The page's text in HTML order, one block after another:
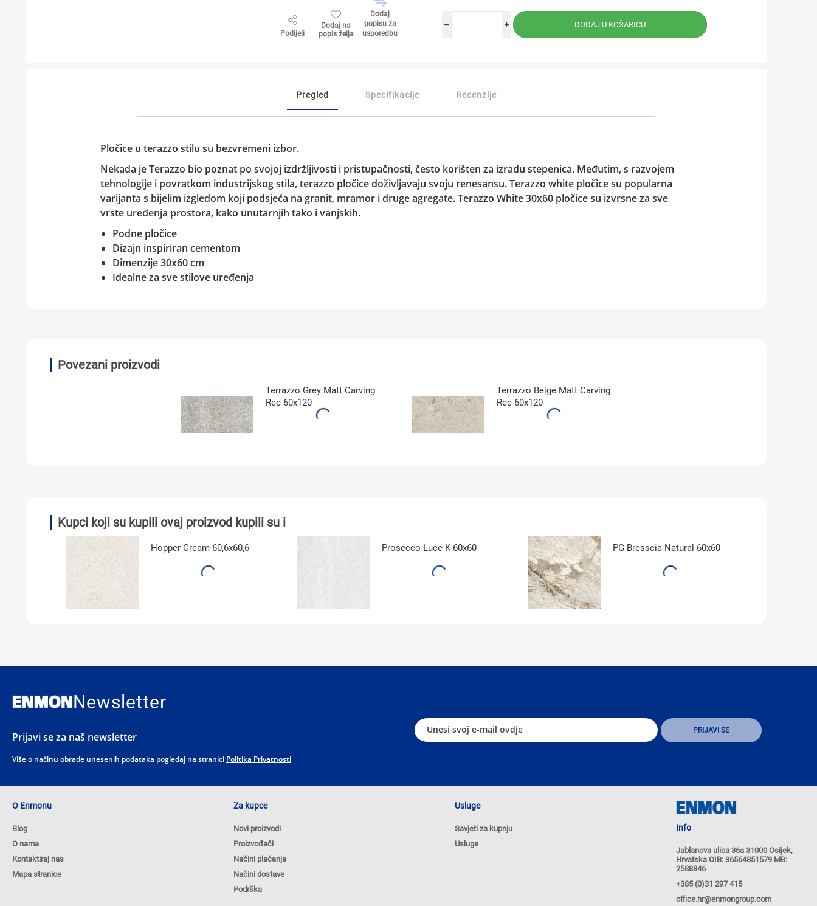
Podijeli
Dodaj na
popis želja
Dodaj
popisu za
usporedbu
i
h
Pregled Specifikacije Recenzije
Pločice u terazzo stilu su bezvremeni izbor.
Nekada jeTerazzo bio poznat po svojoj izdržljivosti i pristupačnosti, često korišten za izradu stepenica. Međutim, s razvojem
tehnologije i povratkom industrijskog stila, terazzo pločice doživljavaju svoju renesansu.Terazzo whitepločice su popularna
varijanta s bijelim izgledom koji podsjeća na granit, mramor i druge agregate.Terazzo White 30x60pločice su izvrsne za sve
vrste uređenja prostora, kako unutarnjih tako i vanjskih.
Podne pločice
Dizajn inspiriran cementom
Dimenzije 30x60 cm
Idealne za sve stilove uređenja
Povezani proizvodi
Terrazzo Grey Matt Carving
Rec 60x120
Terrazzo Beige Matt Carving
Rec 60x120
Kupci koji su kupili ovaj proizvod kupili su i
Hopper Cream 60,6x60,6 Prosecco Luce K 60x60 PG Bresscia Natural 60x60
Newsletter
Prijavi se za naš newsletter
Više o načinu obrade unesenih podataka pogledaj na stranici Politika Privatnosti
O Enmonu
Blog
O nama
Kontaktiraj nas
Mapa stranice
Za kupce
Novi proizvodi
Proizvođači
Načini plaćanja
Načini dostave
Podrška
Usluge
Savjeti za kupnju
Usluge
Info
Jablanova ulica 36a 31000 Osijek,
Hrvatska OIB: 86564851579 MB:
2588846
+385 (0)31 297 415
office.hr@enmongroup.com